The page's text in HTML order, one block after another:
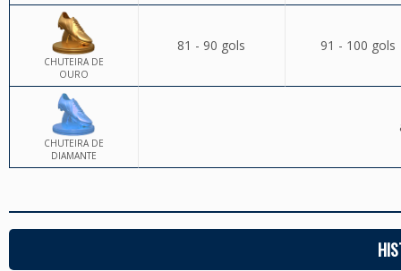
CHUTEIRA DE
OURO
81 - 90 gols 91 - 100 gols
CHUTEIRA DE
DIAMANTE